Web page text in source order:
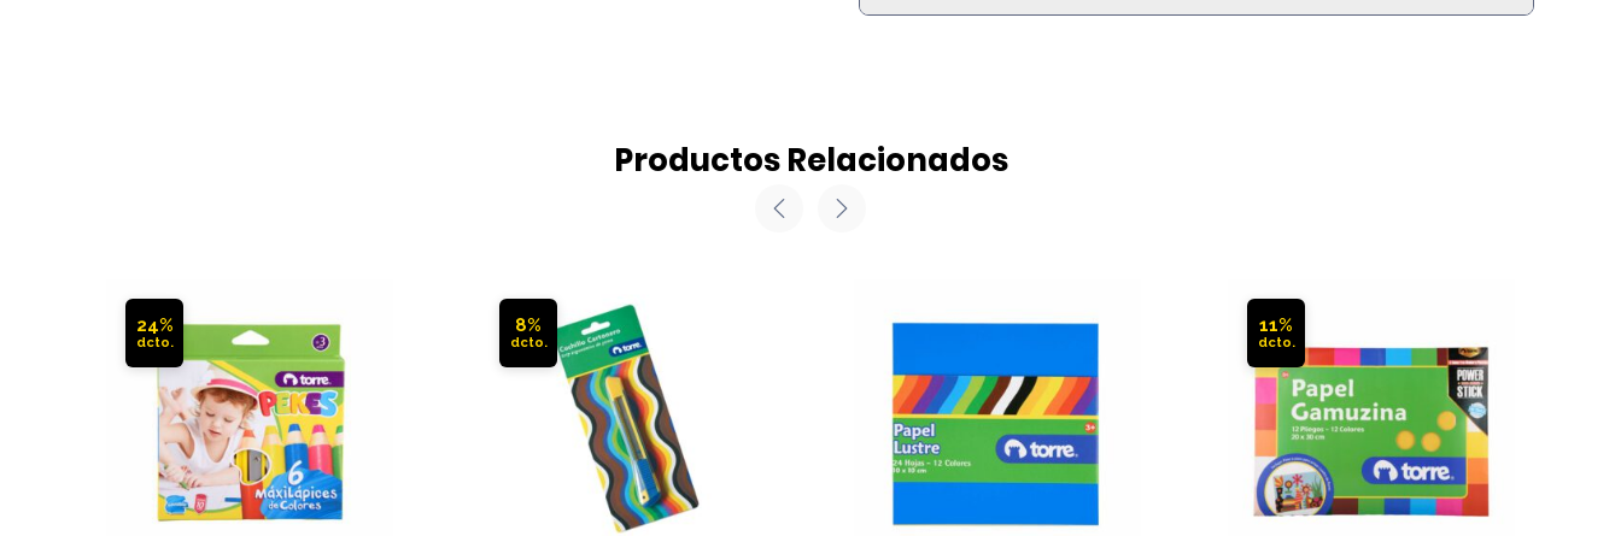
Productos Relacionados
24% 8% 11%